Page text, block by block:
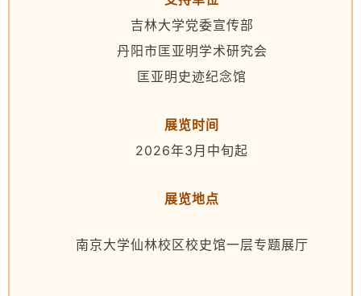
吉林大学党委宣传部
丹阳市匡亚明学术研究会
匡亚明史迹纪念馆
展览时间
2026年3月中旬起
展览地点
南京大学仙林校区校史馆一层专题展厅